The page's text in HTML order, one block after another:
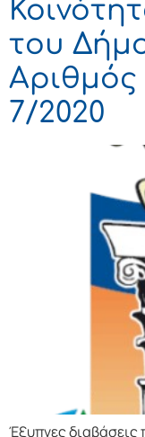
του
7/2020
Έξυπνες διαβάσεις